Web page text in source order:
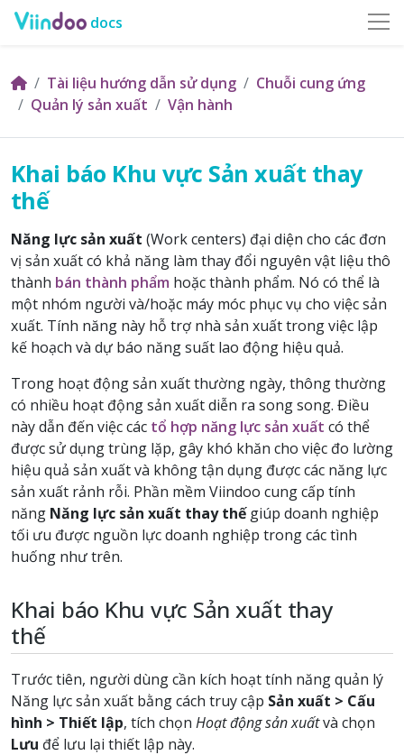
docs
Tài liệu hướng dẫn sử dụng
Chuỗi cung ứng
Quản lý sản xuất
Vận hành
Khai báo Khu vực Sản xuất thay
thế
Năng lực sản xuất (Work centers) đại diện cho các đơn
vị sản xuất có khả năng làm thay đổi nguyên vật liệu thô
thành bán thành phẩm hoặc thành phẩm. Nó có thể là
một nhóm người và/hoặc máy móc phục vụ cho việc sản
xuất. Tính năng này hỗ trợ nhà sản xuất trong việc lập
kế hoạch và dự báo năng suất lao động hiệu quả.
Trong hoạt động sản xuất thường ngày, thông thường
có nhiều hoạt động sản xuất diễn ra song song. Điều
này dẫn đến việc các tổ hợp năng lực sản xuất có thể
được sử dụng trùng lặp, gây khó khăn cho việc đo lường
hiệu quả sản xuất và không tận dụng được các năng lực
sản xuất rảnh rỗi. Phần mềm Viindoo cung cấp tính
năng Năng lực sản xuất thay thếgiúp doanh nghiệp
tối ưu được nguồn lực doanh nghiệp trong các tình
huống như trên.
Khai báo Khu vực Sản xuất thay
thế
Trước tiên, người dùng cần kích hoạt tính năng quản lý
Năng lực sản xuất bằng cách truy cập Sản xuất > Cấu
hình > Thiết lập, tích chọn Hoạt động sản xuấtvà chọn
Lưu để lưu lại thiết lập này.